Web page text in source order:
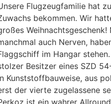
Flugzeugfamilie hat
bekommen. Wir
Weihnachtsgeschenk!
auch Nerven,
im Hangar
Besitzer eines SZD
Kunststoffbauweise, aus
der vierte zugelassene
ist ein wahrer